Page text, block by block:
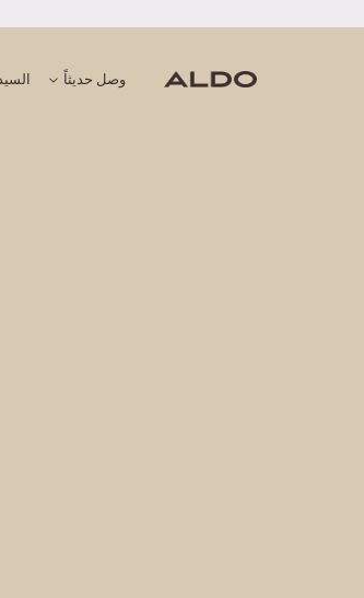
وصل حديثاً